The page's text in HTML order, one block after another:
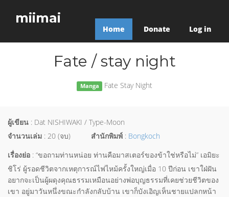
miimai
Home Donate Log in
Fate / stay night
Manga Fate Stay Night
ผู้เขียน : Dat NISHIWAKI / Type-Moon
จำนวนเล่ม : 20 (จบ) สำนักพิมพ์ : Bongkoch
เรื่องย่อ : “ขอถามท่านหน่อย ท่านคือมาสเตอร์ของข้าใช่หรือไม่” เอมิยะ
ชิโร่ ผู้รอดชีวิตจากเหตุการณ์ไฟไหม้ครั้งใหญ่เมื่อ 10 ปีก่อน เขาใฝ่ฝัน
อยากจะเป็นผู้ผดุงคุณธรรมเหมือนอย่างพ่อบุญธรรมที่เคยช่วยชีวิตของ
เขา อยู่มาวันหนึ่งขณะกำลังกลับบ้าน เขาก็บังเอิญเห็นชายแปลกหน้า